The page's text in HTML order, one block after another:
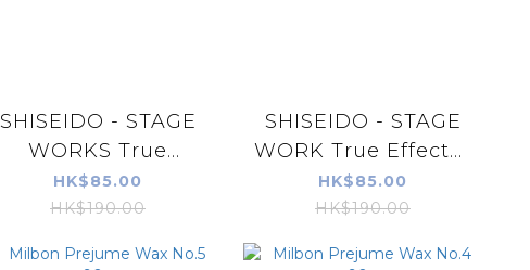
SHISEIDO - STAGE
WORKS True
Effector (Neutral)
N4 80g
HK$85.00
HK$190.00
SHISEIDO - STAGE
WORK True Effector
(Matte) M5 80g
HK$85.00
HK$190.00